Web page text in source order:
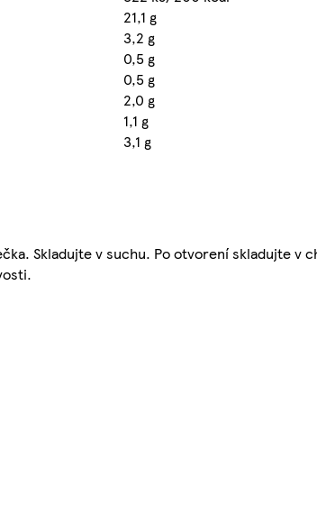
21,1 g
3,2 g
0,5 g
0,5 g
2,0 g
1,1 g
3,1 g
Skladujte v suchu. Po otvorení skladujte v